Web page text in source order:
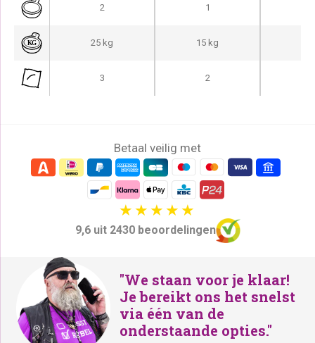
2 1
25 kg 15 kg
3 2
Betaal veilig met
9,6 uit 2430 beoordelingen
"We staan voor je klaar!
Je bereikt ons het snelst
via één van de
onderstaande opties."